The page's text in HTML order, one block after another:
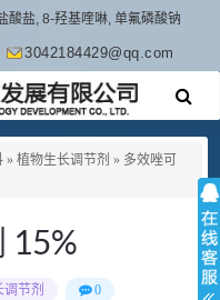
酸盐, 8-羟基喹啉, 单氟磷酸钠
3042184429@qq.com
» 植物生长调节剂 » 多效唑可
15%
节剂 0